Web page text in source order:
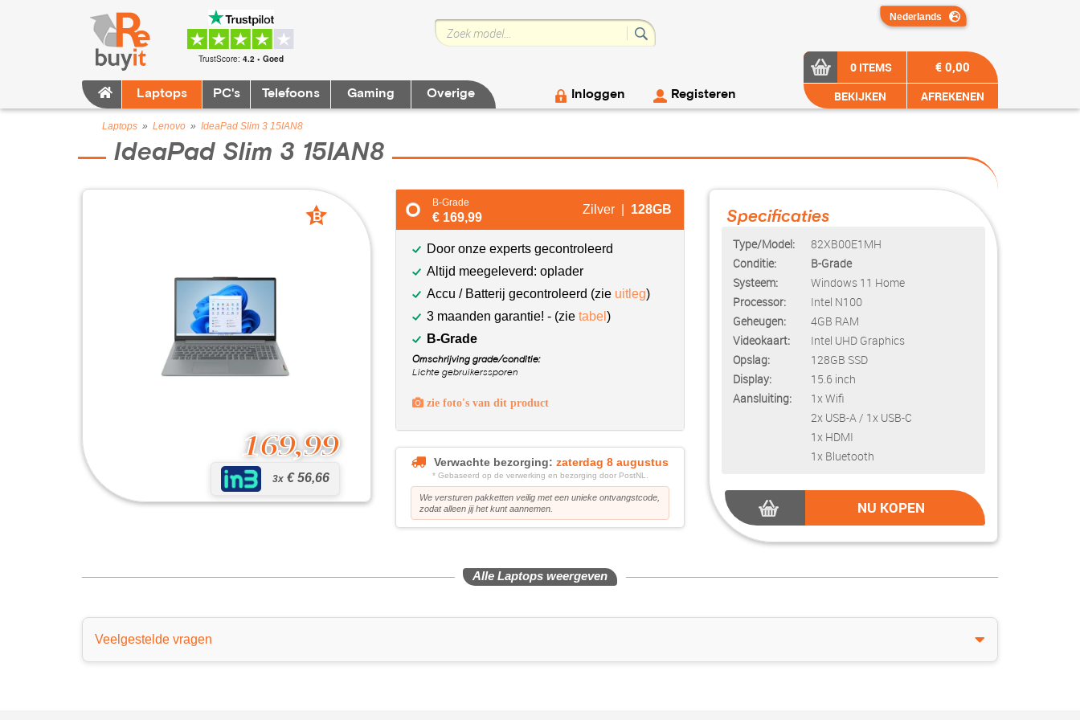
TrustScore: 4.2 • Goed
Laptops PC's Telefoons Gaming Overige Inloggen Registeren
0 ITEMS
BEKIJKEN
€ 0,00
AFREKENEN
Laptops » Lenovo » IdeaPad Slim 3 15IAN8
IdeaPad Slim 3 15IAN8
169,99
3x € 56,66
B
B-Grade
€ 169,99
Zilver | 128GB
Door onze experts gecontroleerd
Altijd meegeleverd: oplader
Accu / Batterij gecontroleerd (zie uitleg)
3 maanden garantie! - (zie tabel )
B-Grade
Omschrijving grade/conditie:
Lichte gebruikerssporen
zie foto's van dit product
Verwachte bezorging: zaterdag 8 augustus
* Gebaseerd op de verwerking en bezorging door PostNL.
We versturen pakketten veilig met een unieke ontvangstcode,
zodat alleen jij het kunt aannemen.
Specificaties
Type/Model:
Conditie:
Systeem:
Processor:
Geheugen:
Videokaart:
Opslag:
Display:
Aansluiting:
82XB00E1MH
B-Grade
Windows 11 Home
Intel N100
4GB RAM
Intel UHD Graphics
128GB SSD
15.6 inch
1x Wifi
2x USB-A / 1x USB-C
1x HDMI
1x Bluetooth
NU KOPEN
Alle Laptops weergeven
Veelgestelde vragen